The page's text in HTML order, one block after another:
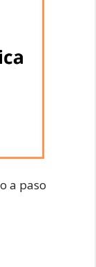
a paso